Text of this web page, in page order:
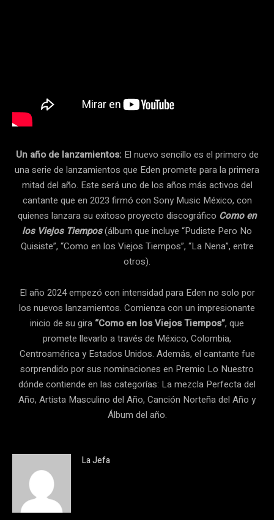
Un año de lanzamientos:El nuevo sencillo es el primero de
una serie de lanzamientos que Eden promete para la primera
mitad del año. Este será uno de los años más activos del
cantante que en 2023 firmó con Sony Music México, con
quienes lanzara su exitoso proyecto discográfico Como en
los Viejos Tiempos(álbum que incluye “Pudiste Pero No
Quisiste”, “Como en los Viejos Tiempos”, “La Nena”, entre
otros).
El año 2024 empezó con intensidad para Eden no solo por
los nuevos lanzamientos. Comienza con un impresionante
inicio de su gira “Como en los Viejos Tiempos”, que
promete llevarlo a través de México, Colombia,
Centroamérica y Estados Unidos. Además, el cantante fue
sorprendido por sus nominaciones en Premio Lo Nuestro
dónde contiende en las categorías: La mezcla Perfecta del
Año, Artista Masculino del Año, Canción Norteña del Año y
Álbum del año.
La Jefa